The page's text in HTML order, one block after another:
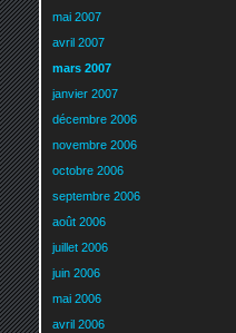
mai 2007
avril 2007
mars 2007
janvier 2007
décembre 2006
novembre 2006
octobre 2006
septembre 2006
août 2006
juillet 2006
juin 2006
mai 2006
avril 2006